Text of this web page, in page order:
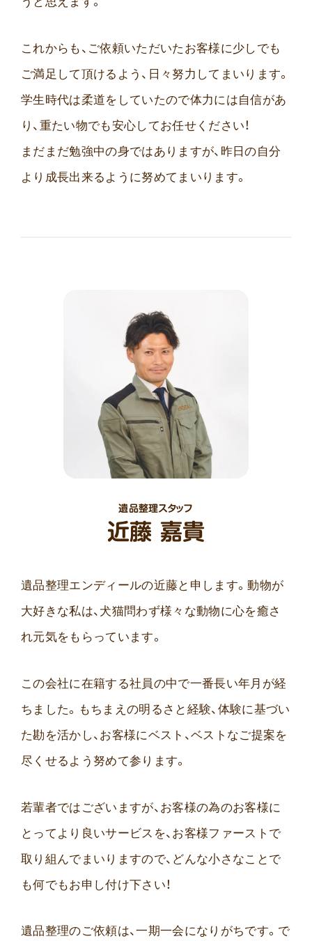
これからも、ご依頼いただいたお客様に少しでも
ご満足して頂けるよう、日々努力してまいります。
学生時代は柔道をしていたので体力には自信があ
り、重たい物でも安心してお任せください！
まだまだ勉強中の身ではありますが、昨日の自分
より成長出来るように努めてまいります。
近藤 嘉貴
遺品整理スタッフ
遺品整理エンディールの近藤と申します。動物が
大好きな私は、犬猫問わず様々な動物に心を癒さ
れ元気をもらっています。
この会社に在籍する社員の中で一番長い年月が経
ちました。もちまえの明るさと経験、体験に基づい
た勘を活かし、お客様にベスト、ベストなご提案を
尽くせるよう努めて参ります。
若輩者ではございますが、お客様の為のお客様に
とってより良いサービスを、お客様ファーストで
取り組んでまいりますので、どんな小さなことで
も何でもお申し付け下さい！
遺品整理のご依頼は、一期一会になりがちです。で